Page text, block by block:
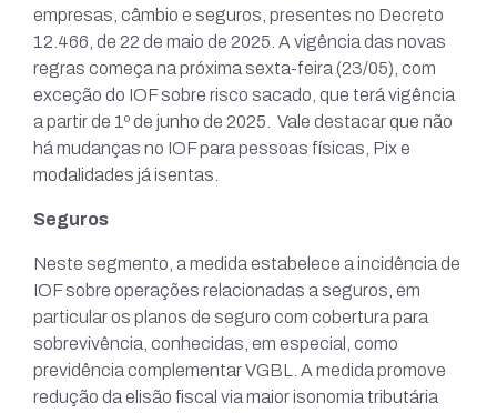
empresas, câmbio e seguros, presentes no Decreto
12.466, de 22 de maio de 2025. A vigência das novas
regras começa na próxima sexta-feira (23/05), com
exceção do IOF sobre risco sacado, que terá vigência
a partir de 1º de junho de 2025. Vale destacar que não
há mudanças no IOF para pessoas físicas, Pix e
modalidades já isentas.
Seguros
Neste segmento, a medida estabelece a incidência de
IOF sobre operações relacionadas a seguros, em
particular os planos de seguro com cobertura para
sobrevivência, conhecidas, em especial, como
previdência complementar VGBL. A medida promove
redução da elisão fiscal via maior isonomia tributária